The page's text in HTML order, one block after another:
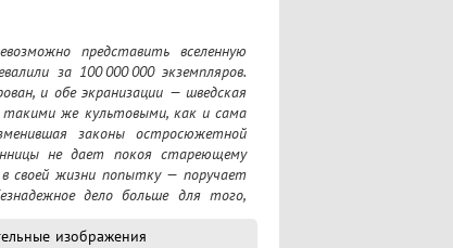
представить вселенную
за 100 000 000 экземпляров.
и обе экранизации — шведская
такими же культовыми, как и сама
законы остросюжетной
не дает покоя стареющему
своей жизни попытку — поручает
дело больше для того,
на острове с несколькими
изображения